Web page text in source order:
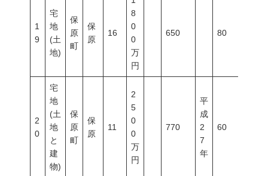
1
9
宅
地
(土
地)
保
原
町
保
原
16
8
0
0
万
円
650 80
2
0
宅
地
(土
地
と
建
物)
保
原
町
保
原
11
2
5
0
0
万
円
770
平
成
2
7
年
60